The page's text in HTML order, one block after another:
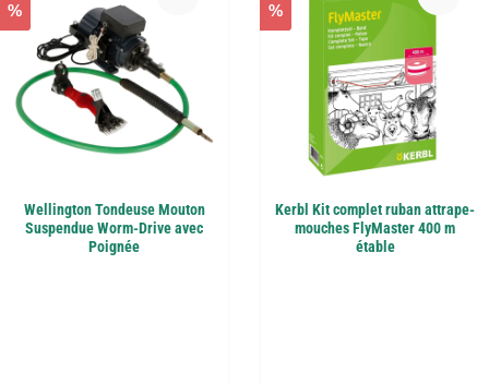
%
Wellington Tondeuse Mouton
Suspendue Worm-Drive avec
Poignée
%
Kerbl Kit complet ruban attrape-
mouches FlyMaster 400 m
étable